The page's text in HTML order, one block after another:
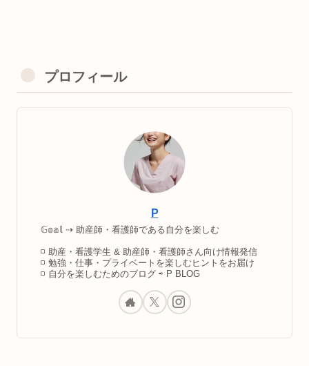
プロフィール
P
𝔾𝕠𝕒𝕝 ⇢ 助産師・看護師である自分を楽しむ
◽️ 助産・看護学生 & 助産師・看護師さん向け情報発信
◽️ 勉強・仕事・プライベートを楽しむヒントをお届け
◽️ 自分を楽しむためのブログ ⇨ P BLOG